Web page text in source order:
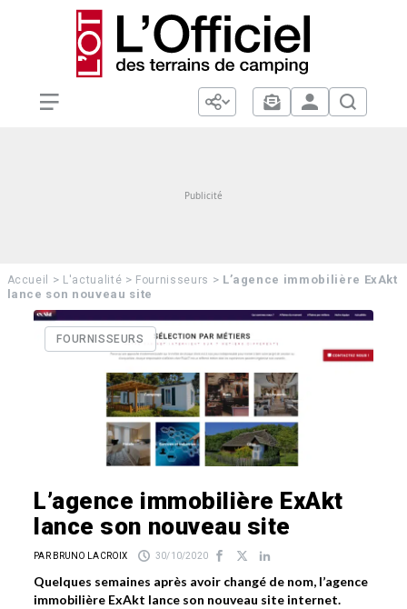
Accueil > L'actualité > Fournisseurs > L’agence immobilière ExAkt
lance son nouveau site
FOURNISSEURS
L’agence immobilière ExAkt
lance son nouveau site
PAR BRUNO LACROIX 30/10/2020
Quelques semaines après avoir changé de nom, l’agence
immobilière ExAkt lance son nouveau site internet.